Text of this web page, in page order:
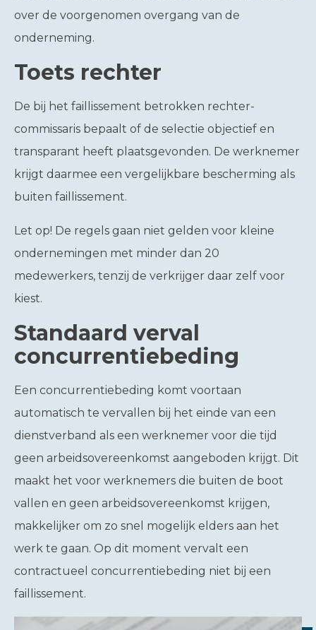
over de voorgenomen overgang van de
onderneming.
Toets rechter
De bij het faillissement betrokken rechter-
commissaris bepaalt of de selectie objectief en
transparant heeft plaatsgevonden. De werknemer
krijgt daarmee een vergelijkbare bescherming als
buiten faillissement.
Let op! De regels gaan niet gelden voor kleine
ondernemingen met minder dan 20
medewerkers, tenzij de verkrijger daar zelf voor
kiest.
Standaard verval
concurrentiebeding
Een concurrentiebeding komt voortaan
automatisch te vervallen bij het einde van een
dienstverband als een werknemer voor die tijd
geen arbeidsovereenkomst aangeboden krijgt. Dit
maakt het voor werknemers die buiten de boot
vallen en geen arbeidsovereenkomst krijgen,
makkelijker om zo snel mogelijk elders aan het
werk te gaan. Op dit moment vervalt een
contractueel concurrentiebeding niet bij een
faillissement.